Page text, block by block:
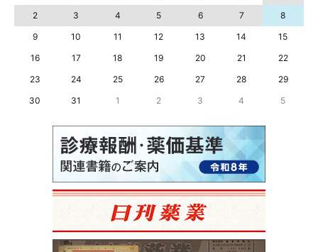
2
3 4 5 6 7
8
9
10 11 12 13 14
15
16
17 18 19 20 21
22
23
24 25 26 27 28
29
30
31 1 2 3 4 5